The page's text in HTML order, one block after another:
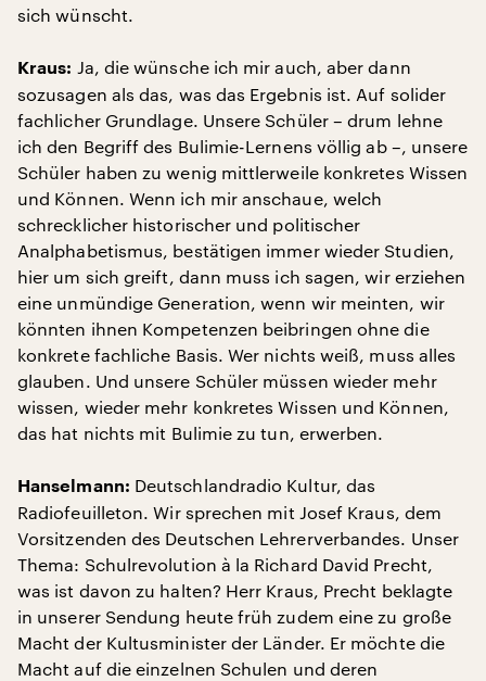
sich wünscht.
Kraus: Ja, die wünsche ich mir auch, aber dann
sozusagen als das, was das Ergebnis ist. Auf solider
fachlicher Grundlage. Unsere Schüler – drum lehne
ich den Begriff des Bulimie-Lernens völlig ab –, unsere
Schüler haben zu wenig mittlerweile konkretes Wissen
und Können. Wenn ich mir anschaue, welch
schrecklicher historischer und politischer
Analphabetismus, bestätigen immer wieder Studien,
hier um sich greift, dann muss ich sagen, wir erziehen
eine unmündige Generation, wenn wir meinten, wir
könnten ihnen Kompetenzen beibringen ohne die
konkrete fachliche Basis. Wer nichts weiß, muss alles
glauben. Und unsere Schüler müssen wieder mehr
wissen, wieder mehr konkretes Wissen und Können,
das hat nichts mit Bulimie zu tun, erwerben.
Hanselmann: Deutschlandradio Kultur, das
Radiofeuilleton. Wir sprechen mit Josef Kraus, dem
Vorsitzenden des Deutschen Lehrerverbandes. Unser
Thema: Schulrevolution à la Richard David Precht,
was ist davon zu halten? Herr Kraus, Precht beklagte
in unserer Sendung heute früh zudem eine zu große
Macht der Kultusminister der Länder. Er möchte die
Macht auf die einzelnen Schulen und deren